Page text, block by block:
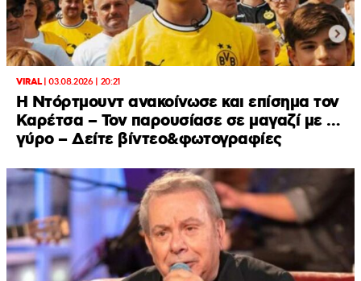
VIRAL|03.08.2026 | 20:21
Η Ντόρτμουντ ανακοίνωσε και επίσημα τον
Καρέτσα – Τον παρουσίασε σε μαγαζί με …
γύρο – Δείτε βίντεο&φωτογραφίες